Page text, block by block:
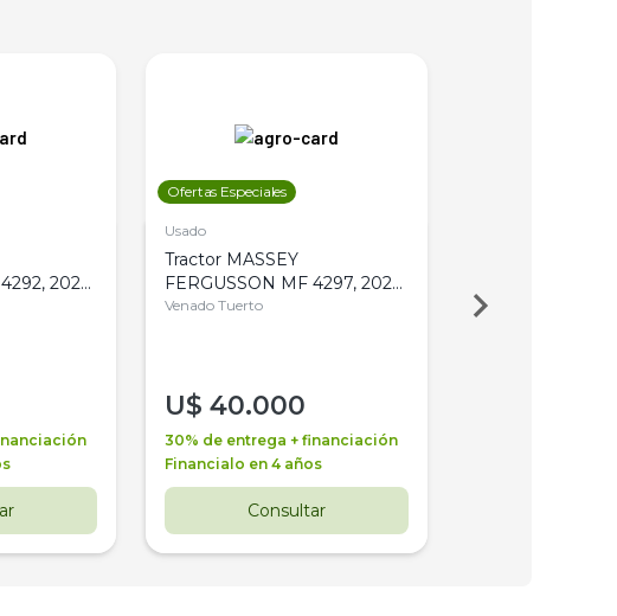
2020,
Ofertas Especiales
Usado
Tractor MASSEY
FERGUSSON MF 4297, 2020,
4WD, PATON
Venado Tuerto
U$ 40.000
30% de entrega + financiación
Financialo en 4 años
Consultar
Venado Tuerto